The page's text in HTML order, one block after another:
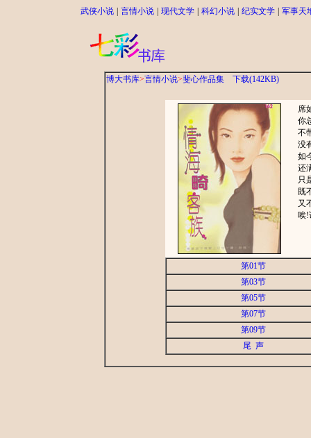
武侠小说 言情小说 现代文学 科幻小说 纪实文学 军事天
博大书库>言情小说>斐心作品集 下载(142KB)
席
你
不
没
如
还
只
既
又
唉!
第01节
第03节
第05节
第07节
第09节
尾 声